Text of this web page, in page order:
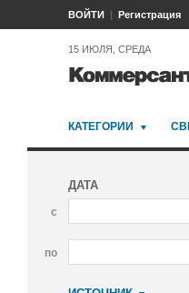
ВОЙТИ Регистрация
15 ИЮЛЯ, СРЕДА
КАТЕГОРИИ
ДАТА
с
по